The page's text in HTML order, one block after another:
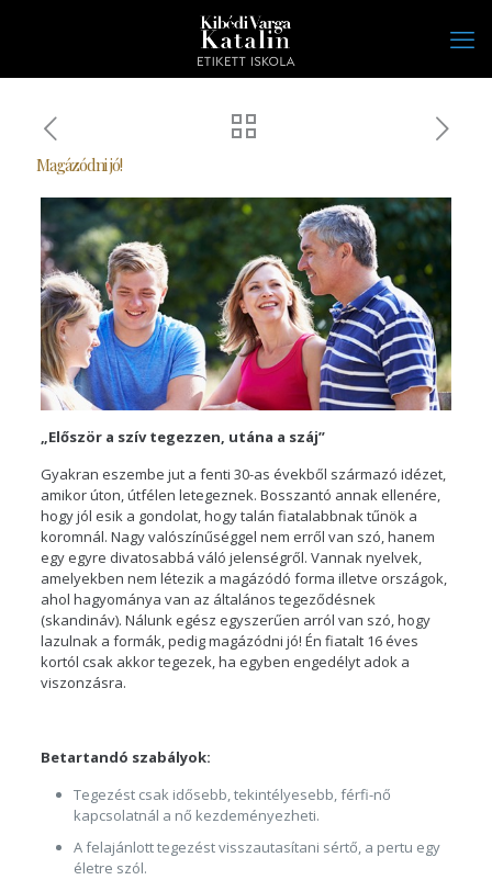
Magázódni jó!
„Először a szív tegezzen, utána a száj”
Gyakran eszembe jut a fenti 30-as évekből származó idézet,
amikor úton, útfélen letegeznek. Bosszantó annak ellenére,
hogy jól esik a gondolat, hogy talán fiatalabbnak tűnök a
koromnál. Nagy valószínűséggel nem erről van szó, hanem
egy egyre divatosabbá váló jelenségről. Vannak nyelvek,
amelyekben nem létezik a magázódó forma illetve országok,
ahol hagyománya van az általános tegeződésnek
(skandináv). Nálunk egész egyszerűen arról van szó, hogy
lazulnak a formák, pedig magázódni jó! Én fiatalt 16 éves
kortól csak akkor tegezek, ha egyben engedélyt adok a
viszonzásra.
Betartandó szabályok:
Tegezést csak idősebb, tekintélyesebb, férfi-nő
kapcsolatnál a nő kezdeményezheti.
A felajánlott tegezést visszautasítani sértő, a pertu egy
életre szól.